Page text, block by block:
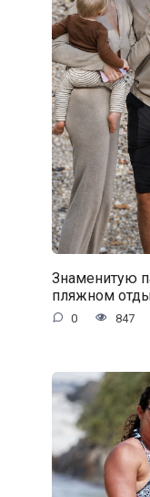
Знаменитую
пляжном
0 847